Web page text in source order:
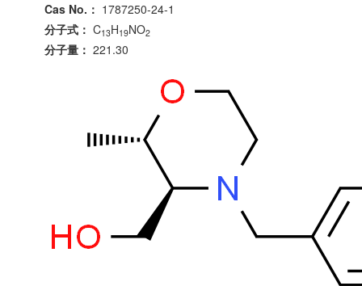
Cas No.： 1787250-24-1
分子式： C13H19NO2
分子量： 221.30